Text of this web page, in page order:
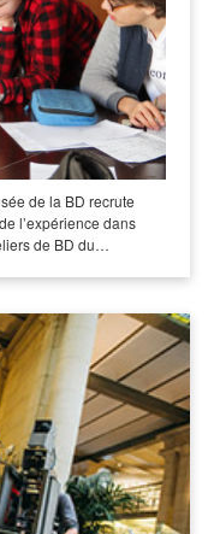
de la BD recrute
l’expérience dans
de BD du…